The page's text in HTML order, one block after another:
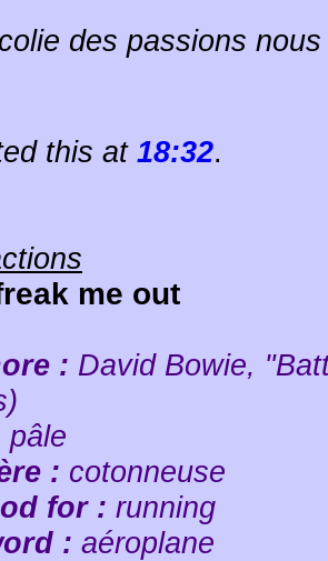
des passions
this at 18:32.
me out
: David Bowie,
pâle
: cotonneuse
for : running
: aéroplane